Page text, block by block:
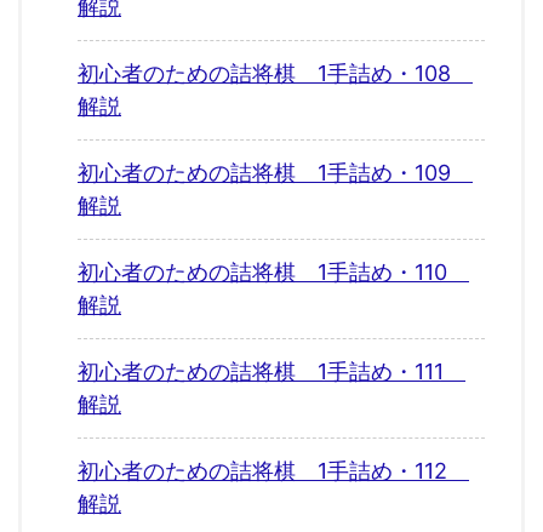
解説
初心者のための詰将棋 1手詰め・108
解説
初心者のための詰将棋 1手詰め・109
解説
初心者のための詰将棋 1手詰め・110
解説
初心者のための詰将棋 1手詰め・111
解説
初心者のための詰将棋 1手詰め・112
解説